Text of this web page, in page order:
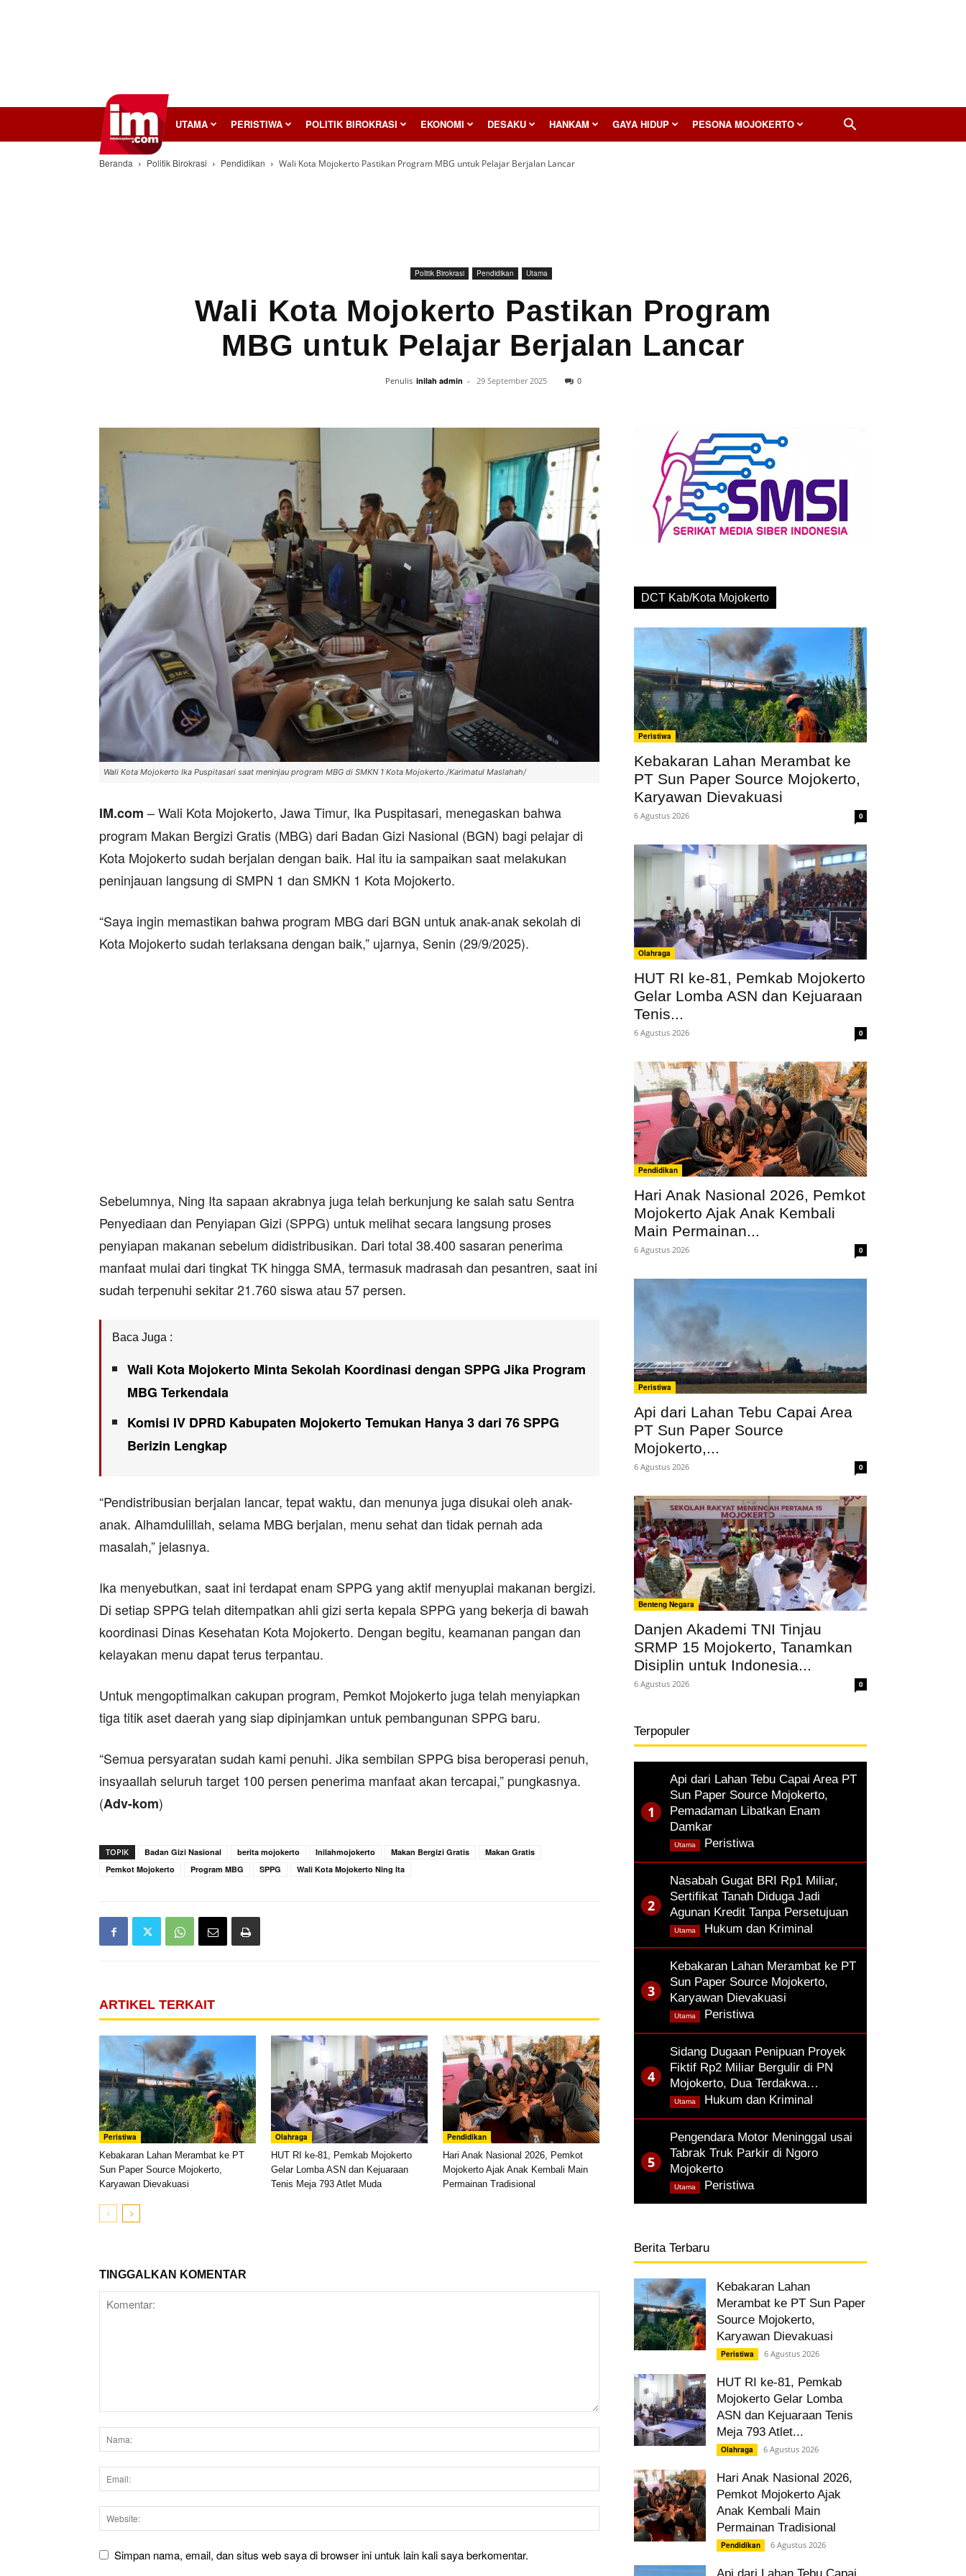
InilahMojokerto UTAMA PERISTIWA POLITIK BIROKRASI EKONOMI DESAKU HANKAM GAYA HIDUP PESONA MOJOKERTO
Beranda Politik Birokrasi Pendidikan Wali Kota Mojokerto Pastikan Program MBG untuk Pelajar Berjalan Lancar
Politik Birokrasi Pendidikan Utama
Wali Kota Mojokerto Pastikan Program
MBG untuk Pelajar Berjalan Lancar
Penulis inilah admin - 29 September 2025 0
Wali Kota Mojokerto Ika Puspitasari saat meninjau program MBG di SMKN 1 Kota Mojokerto./Karimatul Maslahah/
IM.com – Wali Kota Mojokerto, Jawa Timur, Ika Puspitasari, menegaskan bahwa
program Makan Bergizi Gratis (MBG) dari Badan Gizi Nasional (BGN) bagi pelajar di
Kota Mojokerto sudah berjalan dengan baik. Hal itu ia sampaikan saat melakukan
peninjauan langsung di SMPN 1 dan SMKN 1 Kota Mojokerto.
“Saya ingin memastikan bahwa program MBG dari BGN untuk anak-anak sekolah di
Kota Mojokerto sudah terlaksana dengan baik,” ujarnya, Senin (29/9/2025).
Sebelumnya, Ning Ita sapaan akrabnya juga telah berkunjung ke salah satu Sentra
Penyediaan dan Penyiapan Gizi (SPPG) untuk melihat secara langsung proses
penyiapan makanan sebelum didistribusikan. Dari total 38.400 sasaran penerima
manfaat mulai dari tingkat TK hingga SMA, termasuk madrasah dan pesantren, saat ini
sudah terpenuhi sekitar 21.760 siswa atau 57 persen.
Baca Juga :
Wali Kota Mojokerto Minta Sekolah Koordinasi dengan SPPG Jika Program
MBG Terkendala
Komisi IV DPRD Kabupaten Mojokerto Temukan Hanya 3 dari 76 SPPG
Berizin Lengkap
“Pendistribusian berjalan lancar, tepat waktu, dan menunya juga disukai oleh anak-
anak. Alhamdulillah, selama MBG berjalan, menu sehat dan tidak pernah ada
masalah,” jelasnya.
Ika menyebutkan, saat ini terdapat enam SPPG yang aktif menyuplai makanan bergizi.
Di setiap SPPG telah ditempatkan ahli gizi serta kepala SPPG yang bekerja di bawah
koordinasi Dinas Kesehatan Kota Mojokerto. Dengan begitu, keamanan pangan dan
kelayakan menu dapat terus terpantau.
Untuk mengoptimalkan cakupan program, Pemkot Mojokerto juga telah menyiapkan
tiga titik aset daerah yang siap dipinjamkan untuk pembangunan SPPG baru.
“Semua persyaratan sudah kami penuhi. Jika sembilan SPPG bisa beroperasi penuh,
insyaallah seluruh target 100 persen penerima manfaat akan tercapai,” pungkasnya.
(Adv-kom)
TOPIK Badan Gizi Nasional berita mojokerto Inilahmojokerto Makan Bergizi Gratis
Makan Gratis
Pemkot Mojokerto
Program MBG SPPG Wali Kota Mojokerto Ning Ita
ARTIKEL TERKAIT
Peristiwa
Kebakaran Lahan Merambat ke PT
Sun Paper Source Mojokerto,
Karyawan Dievakuasi
Olahraga
HUT RI ke-81, Pemkab Mojokerto
Gelar Lomba ASN dan Kejuaraan
Tenis Meja 793 Atlet Muda
Pendidikan
Hari Anak Nasional 2026, Pemkot
Mojokerto Ajak Anak Kembali Main
Permainan Tradisional
TINGGALKAN KOMENTAR
Simpan nama, email, dan situs web saya di browser ini untuk lain kali saya berkomentar.
DCT Kab/Kota Mojokerto
Peristiwa
Kebakaran Lahan Merambat ke
PT Sun Paper Source Mojokerto,
Karyawan Dievakuasi
6 Agustus 2026 0
Olahraga
HUT RI ke-81, Pemkab Mojokerto
Gelar Lomba ASN dan Kejuaraan
Tenis...
6 Agustus 2026 0
Pendidikan
Hari Anak Nasional 2026, Pemkot
Mojokerto Ajak Anak Kembali
Main Permainan...
6 Agustus 2026 0
Peristiwa
Api dari Lahan Tebu Capai Area
PT Sun Paper Source
Mojokerto,...
6 Agustus 2026 0
Benteng Negara
Danjen Akademi TNI Tinjau
SRMP 15 Mojokerto, Tanamkan
Disiplin untuk Indonesia...
6 Agustus 2026 0
Terpopuler
Api dari Lahan Tebu Capai Area PT
Sun Paper Source Mojokerto,
Pemadaman Libatkan Enam
Damkar
Peristiwa,
Utama
Nasabah Gugat BRI Rp1 Miliar,
Sertifikat Tanah Diduga Jadi
Agunan Kredit Tanpa Persetujuan
Hukum dan Kriminal
Utama
Kebakaran Lahan Merambat ke PT
Sun Paper Source Mojokerto,
Karyawan Dievakuasi
Peristiwa,
Utama
Sidang Dugaan Penipuan Proyek
Fiktif Rp2 Miliar Bergulir di PN
Mojokerto, Dua Terdakwa…
Hukum dan Kriminal
Utama
Pengendara Motor Meninggal usai
Tabrak Truk Parkir di Ngoro
Mojokerto
Peristiwa,
Utama
Berita Terbaru
Kebakaran Lahan
Merambat ke PT Sun Paper
Source Mojokerto,
Karyawan Dievakuasi
Peristiwa 6 Agustus 2026
HUT RI ke-81, Pemkab
Mojokerto Gelar Lomba
ASN dan Kejuaraan Tenis
Meja 793 Atlet...
Olahraga 6 Agustus 2026
Hari Anak Nasional 2026,
Pemkot Mojokerto Ajak
Anak Kembali Main
Permainan Tradisional
Pendidikan 6 Agustus 2026